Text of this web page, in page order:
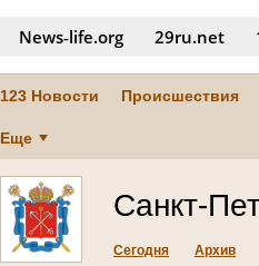
News‑life.org 29ru.net
123 Новости Происшествия
Еще
Санкт-
Сегодня
Архив